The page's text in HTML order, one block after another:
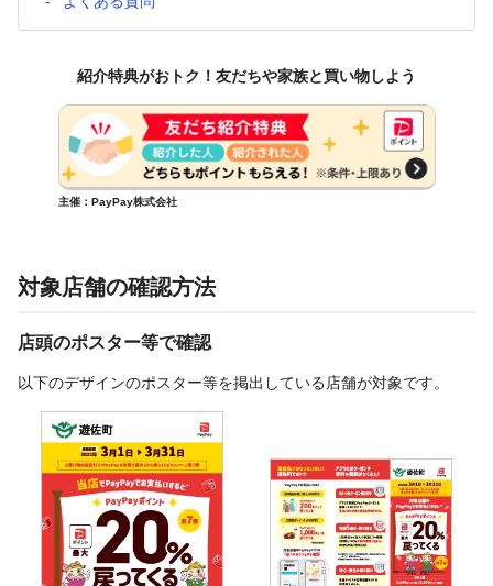
紹介特典がおトク！友だちや家族と買い物しよう
主催：PayPay株式会社
対象店舗の確認方法
店頭のポスター等で確認
以下のデザインのポスター等を掲出している店舗が対象です。